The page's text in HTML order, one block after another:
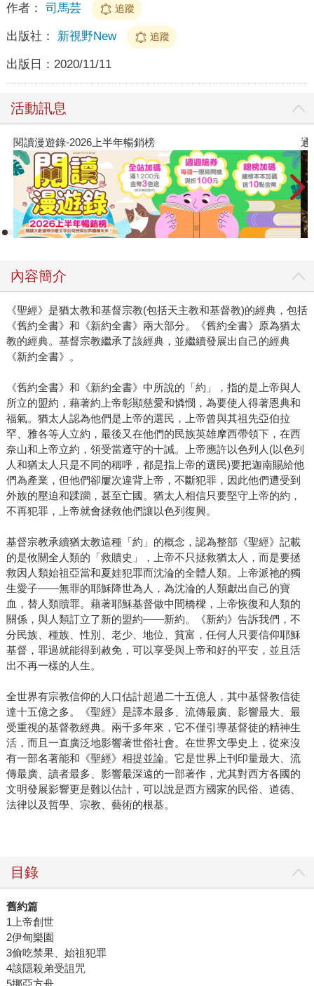
作者： 司馬芸 追蹤
出版社： 新視野New 追蹤
出版日： 2020/11/11
活動訊息
閱讀漫遊錄-2026上半年暢銷榜 通
內容簡介
《聖經》是猶太教和基督宗教(包括天主教和基督教)的經典，包括
《舊約全書》和《新約全書》兩大部分。《舊約全書》原為猶太
教的經典。基督宗教繼承了該經典，並繼續發展出自己的經典
《新約全書》。
《舊約全書》和《新約全書》中所說的「約」，指的是上帝與人
所立的盟約，藉著約上帝彰顯慈愛和憐憫，為要使人得著恩典和
福氣。猶太人認為他們是上帝的選民，上帝曾與其祖先亞伯拉
罕、雅各等人立約，最後又在他們的民族英雄摩西帶領下，在西
奈山和上帝立約，領受當遵守的十誡。上帝應許以色列人(以色列
人和猶太人只是不同的稱呼，都是指上帝的選民)要把迦南賜給他
們為產業，但他們卻屢次違背上帝，不斷犯罪，因此他們遭受到
外族的壓迫和蹂躪，甚至亡國。猶太人相信只要堅守上帝的約，
不再犯罪，上帝就會拯救他們讓以色列復興。
基督宗教承續猶太教這種「約」的概念，認為整部《聖經》記載
的是攸關全人類的「救贖史」，上帝不只拯救猶太人，而是要拯
救因人類始祖亞當和夏娃犯罪而沈淪的全體人類。上帝派祂的獨
生愛子―—無罪的耶穌降世為人，為沈淪的人類獻出自己的寶
血，替人類贖罪。藉著耶穌基督做中間橋樑，上帝恢復和人類的
關係，與人類訂立了新的盟約―—新約。《新約》告訴我們，不
分民族、種族、性別、老少、地位、貧富，任何人只要信仰耶穌
基督，罪過就能得到赦免，可以享受與上帝和好的平安，並且活
出不再一樣的人生。
全世界有宗教信仰的人口估計超過二十五億人，其中基督教信徒
達十五億之多。《聖經》是譯本最多、流傳最廣、影響最大、最
受重視的基督教經典。兩千多年來，它不僅引導基督徒的精神生
活，而且一直廣泛地影響著世俗社會。在世界文學史上，從來沒
有一部名著能和《聖經》相提並論。它是世界上刊印量最大、流
傳最廣、讀者最多、影響最深遠的一部著作，尤其對西方各國的
文明發展影響更是難以估計，可以說是西方國家的民俗、道德、
法律以及哲學、宗教、藝術的根基。
目錄
舊約篇
1上帝創世
2伊甸樂園
3偷吃禁果、始祖犯罪
4該隱殺弟受詛咒
5挪亞方舟